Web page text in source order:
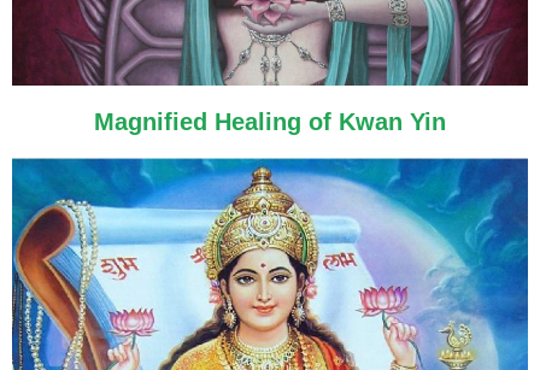
Magnified Healing of Kwan Yin